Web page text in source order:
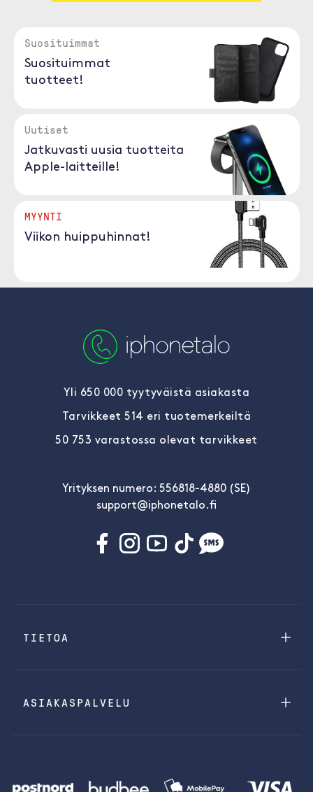
Suosituimmat
Suosituimmat
tuotteet!
Uutiset
Jatkuvasti uusia tuotteita
Apple-laitteille!
MYYNTI
Viikon huippuhinnat!
Yli 650 000 tyytyväistä asiakasta
Tarvikkeet 514 eri tuotemerkeiltä
50 753 varastossa olevat tarvikkeet
Yrityksen numero: 556818-4880 (SE)
support@iphonetalo.fi
TIETOA
ASIAKASPALVELU